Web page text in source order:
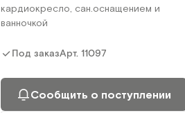
кардиокресло, сан.оснащением и
ванночкой
Под заказАрт. 11097
Сообщить о поступлении